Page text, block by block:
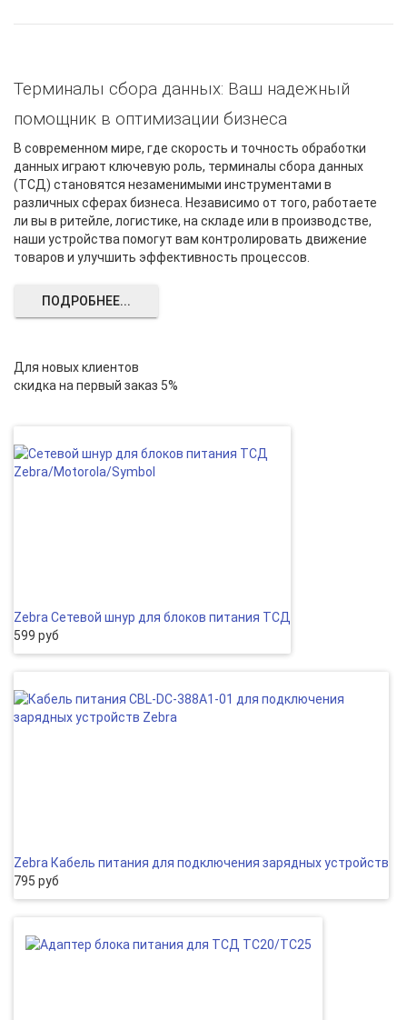
Терминалы сбора данных: Ваш надежный
помощник в оптимизации бизнеса
В современном мире, где скорость и точность обработки
данных играют ключевую роль, терминалы сбора данных
(ТСД) становятся незаменимыми инструментами в
различных сферах бизнеса. Независимо от того, работаете
ли вы в ритейле, логистике, на складе или в производстве,
наши устройства помогут вам контролировать движение
товаров и улучшить эффективность процессов.
ПОДРОБНЕЕ...
Для новых клиентов
скидка на первый заказ 5%
Zebra Сетевой шнур для блоков питания ТСД
599 руб
Zebra Кабель питания для подключения зарядных устройств
795 руб